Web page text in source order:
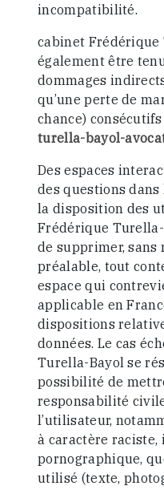
incompatibilité.
cabinet
également être
dommages
qu’une perte de
chance)
turella-bayol-
Des espaces
des questions dans
la disposition des
Frédérique
de supprimer, sans
préalable, tout
espace qui
applicable en
dispositions
données. Le cas
Turella-Bayol se
possibilité de
responsabilité
l’utilisateur,
à caractère
pornographique,
utilisé (texte,